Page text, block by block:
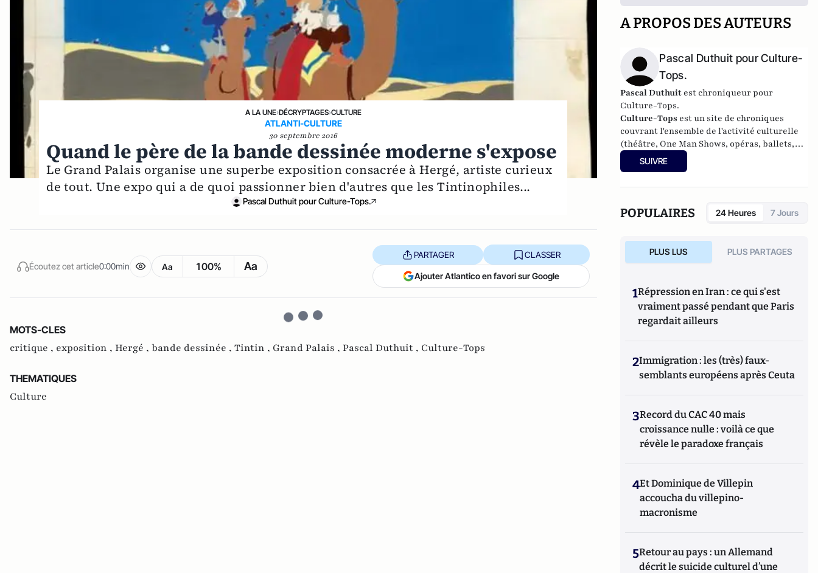
A LA UNE›DÉCRYPTAGES›CULTURE
ATLANTI-CULTURE
30 septembre 2016
Quand le père de la bande dessinée moderne s'expose
Le Grand Palais organise une superbe exposition consacrée à Hergé, artiste curieux
de tout. Une expo qui a de quoi passionner bien d'autres que les Tintinophiles...
Pascal Duthuit pour Culture-Tops.
Écoutez cet article0:00min Aa 100% Aa
PARTAGER CLASSER
Ajouter Atlantico en favori sur Google
MOTS-CLES
critique , exposition , Hergé , bande dessinée , Tintin , Grand Palais , Pascal Duthuit , Culture-Tops
THEMATIQUES
Culture
A PROPOS DES AUTEURS
Pascal Duthuit pour Culture-
Tops.
Pascal Duthuit est chroniqueur pour
Culture-Tops.
Culture-Tops est un site de chroniques
couvrant l'ensemble de l'activité culturelle
(théâtre, One Man Shows, opéras, ballets,
spectacles divers, cinéma, expos, livres,
etc.).
SUIVRE
POPULAIRES 24 Heures 7 Jours
PLUS LUS PLUS PARTAGES
1Répression en Iran : ce qui s'est
vraiment passé pendant que Paris
regardait ailleurs
2Immigration : les (très) faux-
semblants européens après Ceuta
3Record du CAC 40 mais
croissance nulle : voilà ce que
révèle le paradoxe français
4Et Dominique de Villepin
accoucha du villepino-
macronisme
5Retour au pays : un Allemand
décrit le suicide culturel d’une